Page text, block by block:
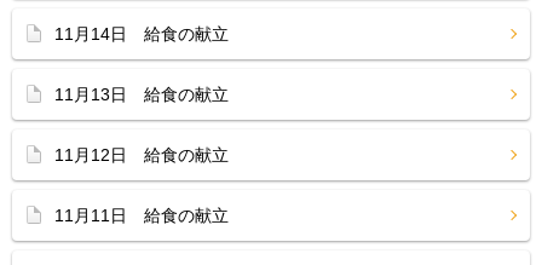
11月14日 給食の献立
11月13日 給食の献立
11月12日 給食の献立
11月11日 給食の献立